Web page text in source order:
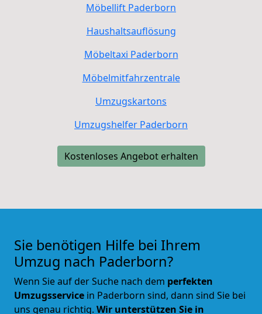
Möbellift Paderborn
Haushaltsauflösung
Möbeltaxi Paderborn
Möbelmitfahrzentrale
Umzugskartons
Umzugshelfer Paderborn
Kostenloses Angebot erhalten
Sie benötigen Hilfe bei Ihrem
Umzug nach Paderborn?
Wenn Sie auf der Suche nach dem perfekten
Umzugsservice in Paderborn sind, dann sind Sie bei
uns genau richtig. Wir unterstützen Sie in